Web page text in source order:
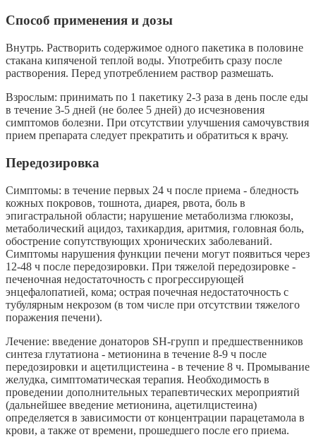
Способ применения и дозы
Внутрь. Растворить содержимое одного пакетика в половине
стакана кипяченой теплой воды. Употребить сразу после
растворения. Перед употреблением раствор размешать.
Взрослым: принимать по 1 пакетику 2-3 раза в день после еды
в течение 3-5 дней (не более 5 дней) до исчезновения
симптомов болезни. При отсутствии улучшения самочувствия
прием препарата следует прекратить и обратиться к врачу.
Передозировка
Симптомы: в течение первых 24 ч после приема - бледность
кожных покровов, тошнота, диарея, рвота, боль в
эпигастральной области; нарушение метаболизма глюкозы,
метаболический ацидоз, тахикардия, аритмия, головная боль,
обострение сопутствующих хронических заболеваний.
Симптомы нарушения функции печени могут появиться через
12-48 ч после передозировки. При тяжелой передозировке -
печеночная недостаточность с прогрессирующей
энцефалопатией, кома; острая почечная недостаточность с
тубулярным некрозом (в том числе при отсутствии тяжелого
поражения печени).
Лечение: введение донаторов SH-групп и предшественников
синтеза глутатиона - метионина в течение 8-9 ч после
передозировки и ацетилцистеина - в течение 8 ч. Промывание
желудка, симптоматическая терапия. Необходимость в
проведении дополнительных терапевтических мероприятий
(дальнейшее введение метионина, ацетилцистеина)
определяется в зависимости от концентрации парацетамола в
крови, а также от времени, прошедшего после его приема.